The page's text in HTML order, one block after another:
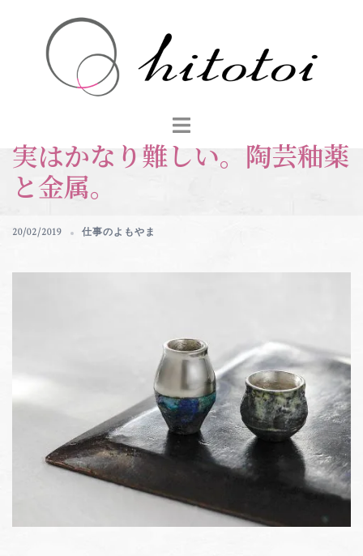
実はかなり難しい。陶芸釉薬
と金属。
20/02/2019 仕事のよもやま